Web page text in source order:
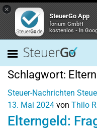
×
SteuerGo App
forium GmbH
kostenlos - In
Schlagwort:
Steuer-Nachrichten
13. Mai 2024 von Thilo
Elterngeld: